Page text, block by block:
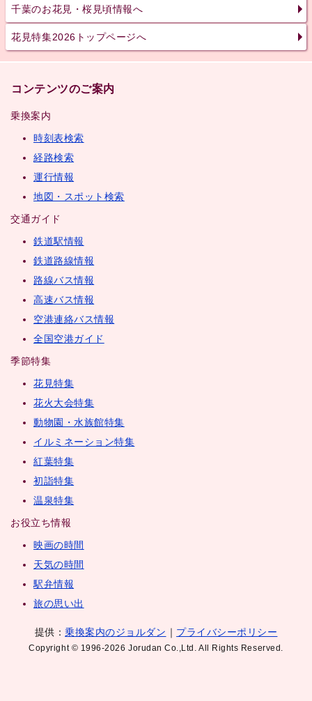
千葉のお花見・桜見頃情報へ
花見特集2026トップページへ
コンテンツのご案内
乗換案内
時刻表検索
経路検索
運行情報
地図・スポット検索
交通ガイド
鉄道駅情報
鉄道路線情報
路線バス情報
高速バス情報
空港連絡バス情報
全国空港ガイド
季節特集
花見特集
花火大会特集
動物園・水族館特集
イルミネーション特集
紅葉特集
初詣特集
温泉特集
お役立ち情報
映画の時間
天気の時間
駅弁情報
旅の思い出
提供：乗換案内のジョルダン ｜ プライバシーポリシー
Copyright © 1996-2026 Jorudan Co.,Ltd. All Rights Reserved.